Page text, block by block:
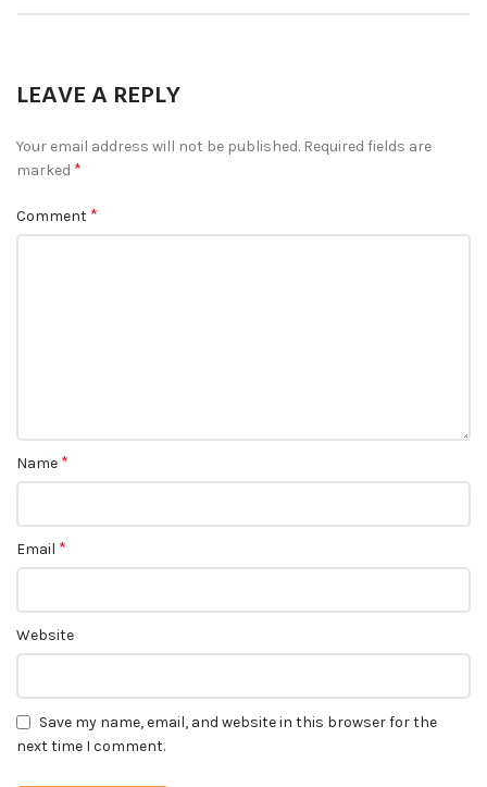
LEAVE A REPLY
Your email address will not be published. Required fields are
marked *
Comment *
Name *
Email *
Website
Save my name, email, and website in this browser for the
next time I comment.